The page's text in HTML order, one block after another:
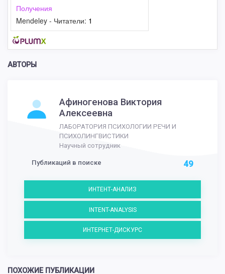
Получения
Mendeley - Читатели: 1
АВТОРЫ
Афиногенова Виктория
Алексеевна
ЛАБОРАТОРИЯ ПСИХОЛОГИИ РЕЧИ И
ПСИХОЛИНГВИСТИКИ
Научный сотрудник
Публикаций в поиске 49
ИНТЕНТ-АНАЛИЗ
INTENT-ANALYSIS
ИНТЕРНЕТ-ДИСКУРС
ПОХОЖИЕ ПУБЛИКАЦИИ